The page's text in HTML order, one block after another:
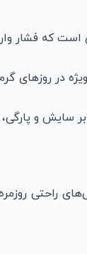
که فشار
در روزهای
سایش و
راحتی